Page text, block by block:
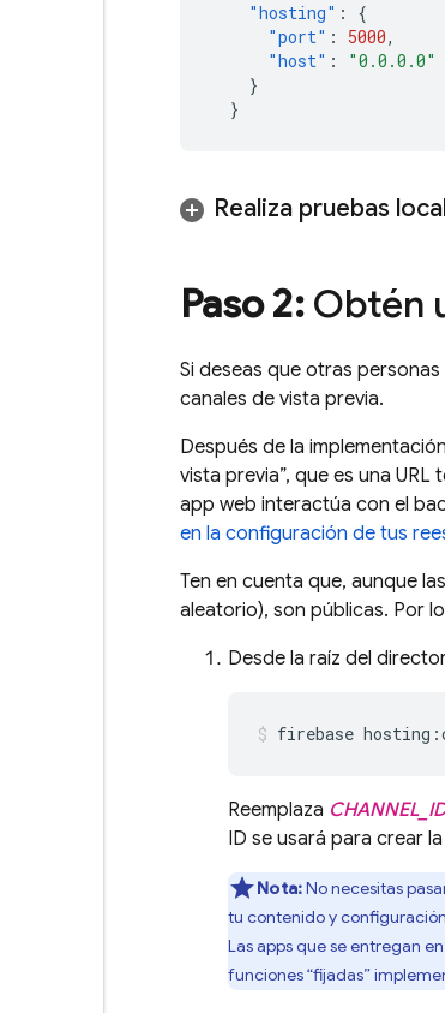
"hosting" :
{
"port" : 5000,
"host" :
"0.0.0.0"
}
}
Realiza pruebas
Paso 2:Obtén
Si deseas que otras
canales de vista previa.
Después de la
vista previa”, que es una
app web interactúa con el
en la configuración de tus
Ten en cuenta que, aunque
aleatorio), son públicas. Por
Desde la raíz del
firebase
Reemplaza CHANNEL_ID
ID se usará para crear
Nota:No necesitas
tu contenido y
Las apps que se entregan
funciones “fijadas”